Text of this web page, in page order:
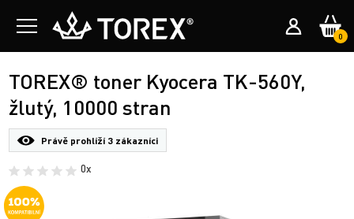
0
TOREX® toner Kyocera TK-560Y,
žlutý, 10000 stran
Právě prohlíží 3 zákazníci
0x